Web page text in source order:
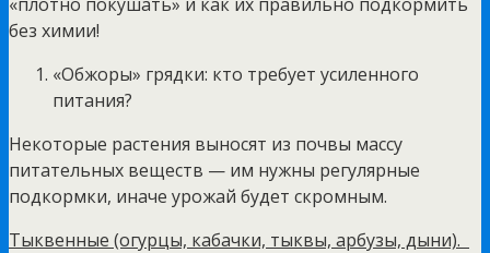
без химии!
«Обжоры» грядки: кто требует усиленного
питания?
Некоторые растения выносят из почвы массу
питательных веществ — им нужны регулярные
подкормки, иначе урожай будет скромным.
Тыквенные (огурцы, кабачки, тыквы, арбузы, дыни).